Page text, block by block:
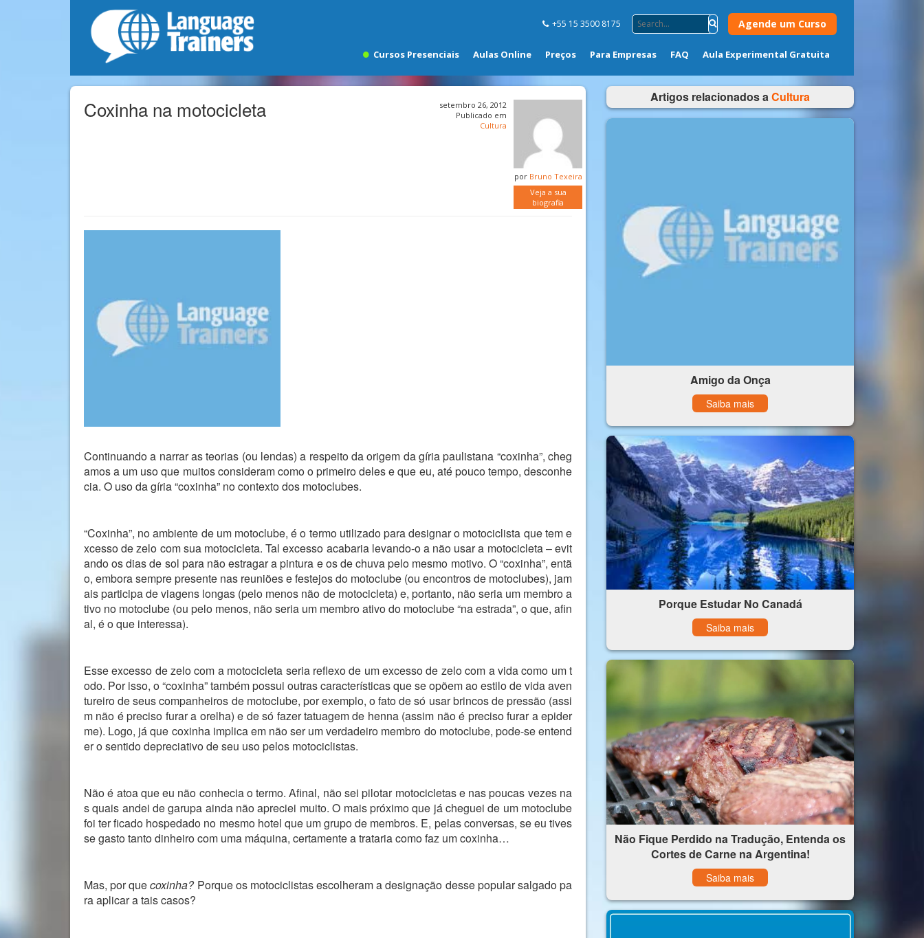
+55 15 3500 8175 Agende um Curso
Cursos Presenciais Aulas Online Preços Para Empresas FAQ Aula Experimental Gratuita
Coxinha na motocicleta
por Bruno Texeira
Veja a sua
biografia
setembro 26, 2012
Publicado em
Cultura
Continuando a narrar as teorias (ou lendas) a respeito da origem da gíria paulistana “coxinha”, cheg
amos a um uso que muitos consideram como o primeiro deles e que eu, até pouco tempo, desconhe
cia. O uso da gíria “coxinha” no contexto dos motoclubes.
“Coxinha”, no ambiente de um motoclube, é o termo utilizado para designar o motociclista que tem e
xcesso de zelo com sua motocicleta. Tal excesso acabaria levando-o a não usar a motocicleta – evit
ando os dias de sol para não estragar a pintura e os de chuva pelo mesmo motivo. O “coxinha”, entã
o, embora sempre presente nas reuniões e festejos do motoclube (ou encontros de motoclubes), jam
ais participa de viagens longas (pelo menos não de motocicleta) e, portanto, não seria um membro a
tivo no motoclube (ou pelo menos, não seria um membro ativo do motoclube “na estrada”, o que, afin
al, é o que interessa).
Esse excesso de zelo com a motocicleta seria reflexo de um excesso de zelo com a vida como um t
odo. Por isso, o “coxinha” também possui outras características que se opõem ao estilo de vida aven
tureiro de seus companheiros de motoclube, por exemplo, o fato de só usar brincos de pressão (assi
m não é preciso furar a orelha) e de só fazer tatuagem de henna (assim não é preciso furar a epider
me). Logo, já que coxinha implica em não ser um verdadeiro membro do motoclube, pode-se entend
er o sentido depreciativo de seu uso pelos motociclistas.
Não é atoa que eu não conhecia o termo. Afinal, não sei pilotar motocicletas e nas poucas vezes na
s quais andei de garupa ainda não apreciei muito. O mais próximo que já cheguei de um motoclube
foi ter ficado hospedado no mesmo hotel que um grupo de membros. E, pelas conversas, se eu tives
se gasto tanto dinheiro com uma máquina, certamente a trataria como faz um coxinha…
Mas, por quecoxinha?Porque os motociclistas escolheram a designação desse popular salgado pa
ra aplicar a tais casos?
Artigos relacionados aCultura
Amigo da Onça
Saiba mais
Porque Estudar No Canadá
Saiba mais
Não Fique Perdido na Tradução, Entenda os
Cortes de Carne na Argentina!
Saiba mais